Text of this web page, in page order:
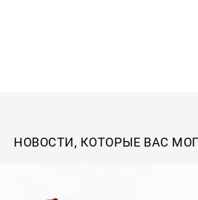
НОВОСТИ, КОТОРЫЕ ВАС